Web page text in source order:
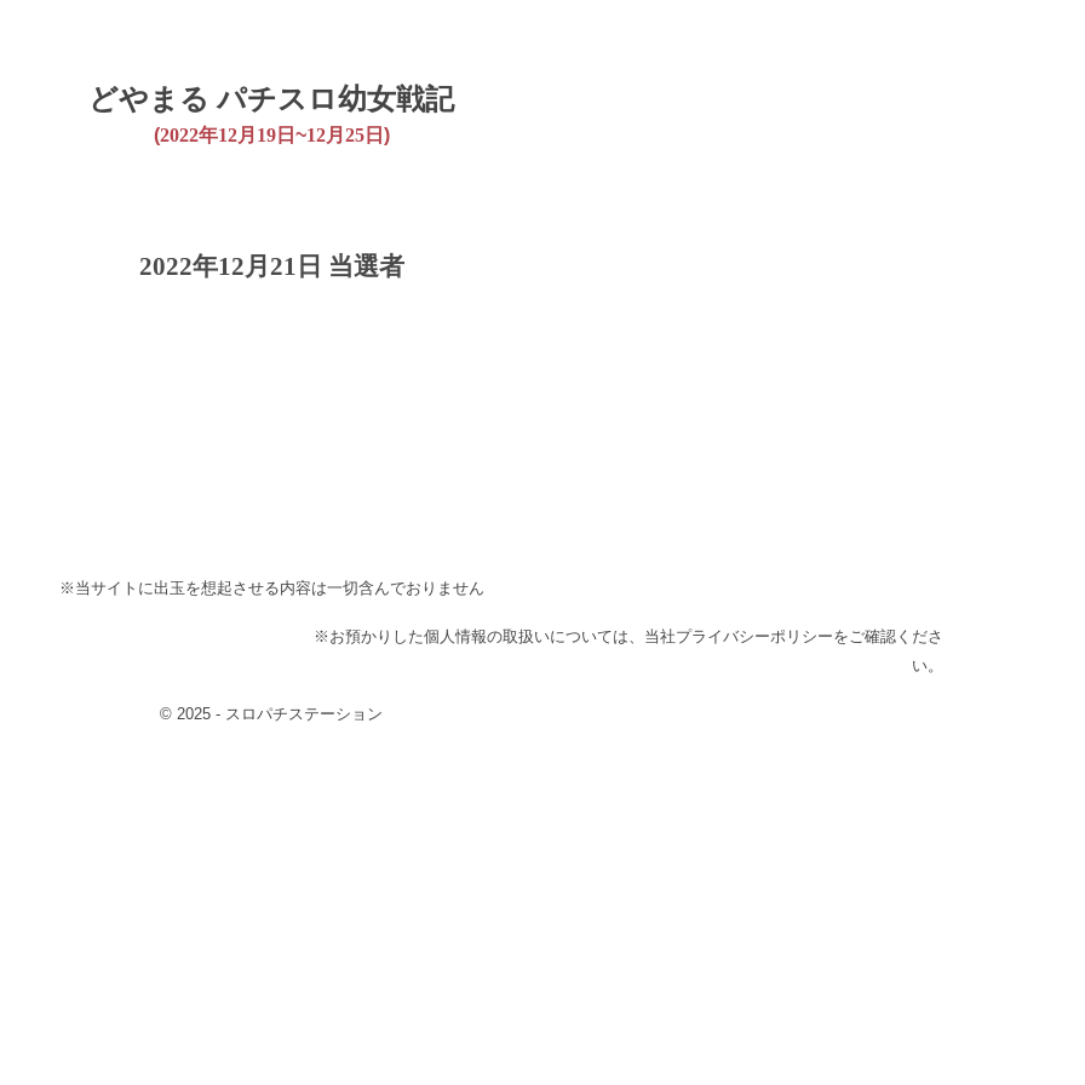
どやまる パチスロ幼女戦記
(2022年12月19日 ~12月25日 )
2022年12月21日 当選者
※当サイトに出玉を想起させる内容は一切含んでおりません
※お預かりした個人情報の取扱いについては、 当社プライバシーポリシーをご確認くださ
い。
© 2025 - スロパチステーション